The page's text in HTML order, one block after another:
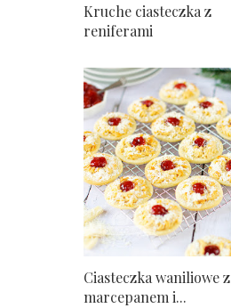
Kruche ciasteczka z
reniferami
Ciasteczka waniliowe z
marcepanem i...